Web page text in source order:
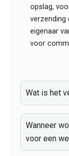
opslag,
verzending
eigenaar
voor
Wat is het
Wanneer
voor een